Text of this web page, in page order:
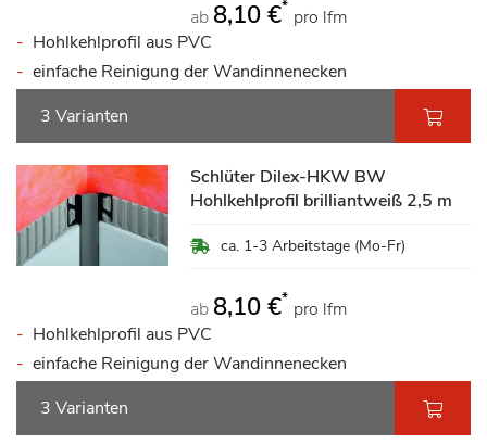
ab 8,10 €* pro lfm
Hohlkehlprofil aus PVC
einfache Reinigung der Wandinnenecken
3 Varianten
Schlüter Dilex-HKW BW
Hohlkehlprofil brilliantweiß 2,5 m
ca. 1-3 Arbeitstage (Mo-Fr)
ab 8,10 €* pro lfm
Hohlkehlprofil aus PVC
einfache Reinigung der Wandinnenecken
3 Varianten